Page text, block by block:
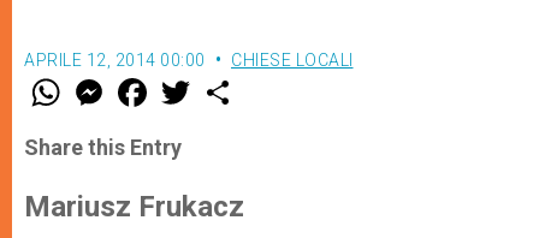
APRILE 12, 2014 00:00 CHIESE LOCALI
W
t
s
p
p
M
e
s
e
g
e
F
a
e
b
o
k
w
r
Share this Entry
Mariusz Frukacz